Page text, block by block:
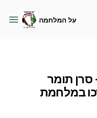
על המלחמה
סרן תומר
במלחמת